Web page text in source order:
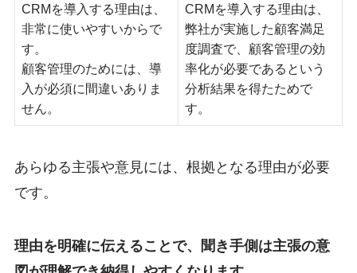
CRMを導入する理由は、
非常に使いやすいからで
す。
顧客管理のためには、導
入が必須に間違いありま
せん。
CRMを導入する理由は、
弊社が実施した顧客満足
度調査で、顧客管理の効
率化が必要であるという
分析結果を得たためで
す。
あらゆる主張や意見には、根拠となる理由が必要
です。
理由を明確に伝えることで、聞き手側は主張の意